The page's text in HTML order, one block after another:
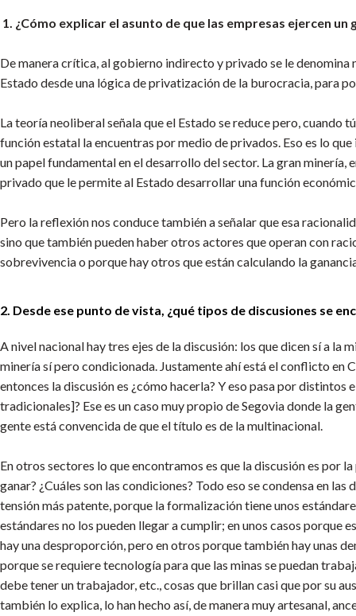
1. ¿Cómo explicar el asunto de que las empresas ejercen
De manera crítica, al gobierno indirecto y privado se le
Estado desde una lógica de privatización de la burocracia, para
La teoría neoliberal señala que el Estado se reduce pero, cuando
función estatal la encuentras por medio de privados. Eso es lo
un papel fundamental en el desarrollo del sector. La gran
privado que le permite al Estado desarrollar una función
Pero la reflexión nos conduce también a señalar que esa
sino que también pueden haber otros actores que operan con
sobrevivencia o porque hay otros que están calculando la
2. Desde ese punto de vista, ¿qué tipos de discusiones se
A nivel nacional hay tres ejes de la discusión: los que dicen sí a la
minería sí pero condicionada. Justamente ahí está el conflicto en
entonces la discusión es ¿cómo hacerla? Y eso pasa por
tradicionales]? Ese es un caso muy propio de Segovia donde la
gente está convencida de que el título es de la multinacional.
En otros sectores lo que encontramos es que la discusión es por
ganar? ¿Cuáles son las condiciones? Todo eso se condensa en
tensión más patente, porque la formalización tiene unos
estándares no los pueden llegar a cumplir; en unos casos porque
hay una desproporción, pero en otros porque también hay unas
porque se requiere tecnología para que las minas se puedan
debe tener un trabajador, etc., cosas que brillan casi que por su
también lo explica, lo han hecho así, de manera muy artesanal,